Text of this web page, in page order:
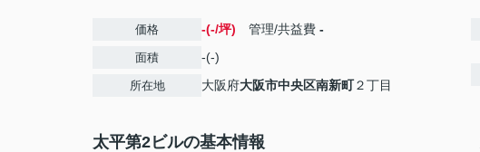
価格 -(-/坪) 管理/共益費 -
面積 -(-)
所在地 大阪府大阪市中央区南新町２丁目
太平第2ビルの基本情報